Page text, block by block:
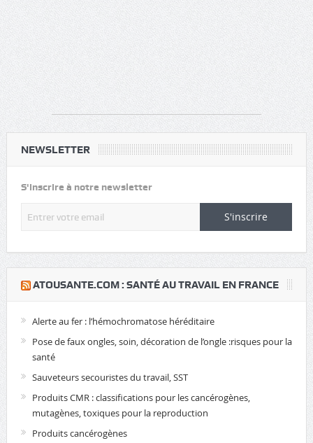
NEWSLETTER
S'inscrire à notre newsletter
S'inscrire
​ATOUSANTE.COM : SANTÉ AU TRAVAIL EN FRANCE
Alerte au fer : l’hémochromatose héréditaire
Pose de faux ongles, soin, décoration de l’ongle :risques pour la
santé
Sauveteurs secouristes du travail, SST
Produits CMR : classifications pour les cancérogènes,
mutagènes, toxiques pour la reproduction
Produits cancérogènes